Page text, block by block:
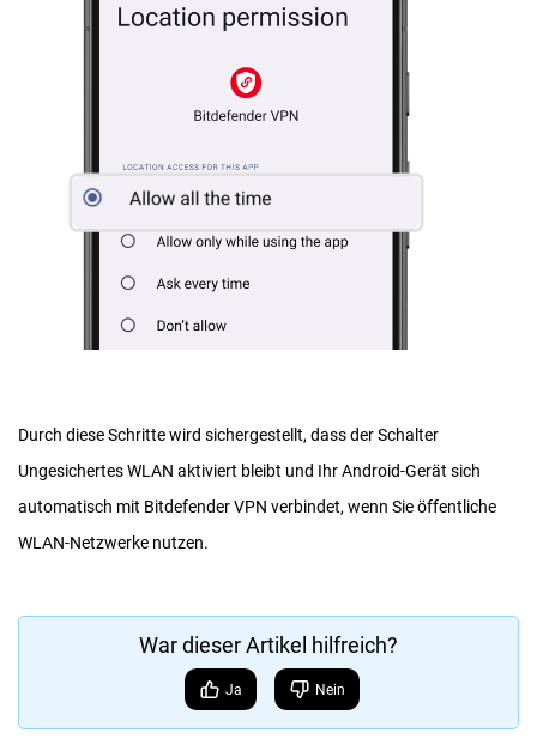
Durch diese Schritte wird sichergestellt, dass der Schalter
Ungesichertes WLAN aktiviert bleibt und Ihr Android-Gerät sich
automatisch mit Bitdefender VPN verbindet, wenn Sie öffentliche
WLAN-Netzwerke nutzen.
War dieser Artikel hilfreich?
Ja Nein